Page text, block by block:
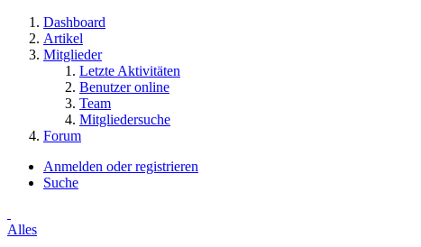
Dashboard
Artikel
Mitglieder
Letzte Aktivitäten
Benutzer online
Team
Mitgliedersuche
Forum
Anmelden oder registrieren
Suche
Alles